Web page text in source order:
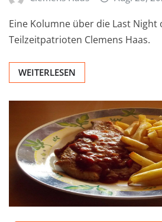
Eine Kolumne über die Last
Teilzeitpatrioten Clemens Haas.
WEITERLESEN